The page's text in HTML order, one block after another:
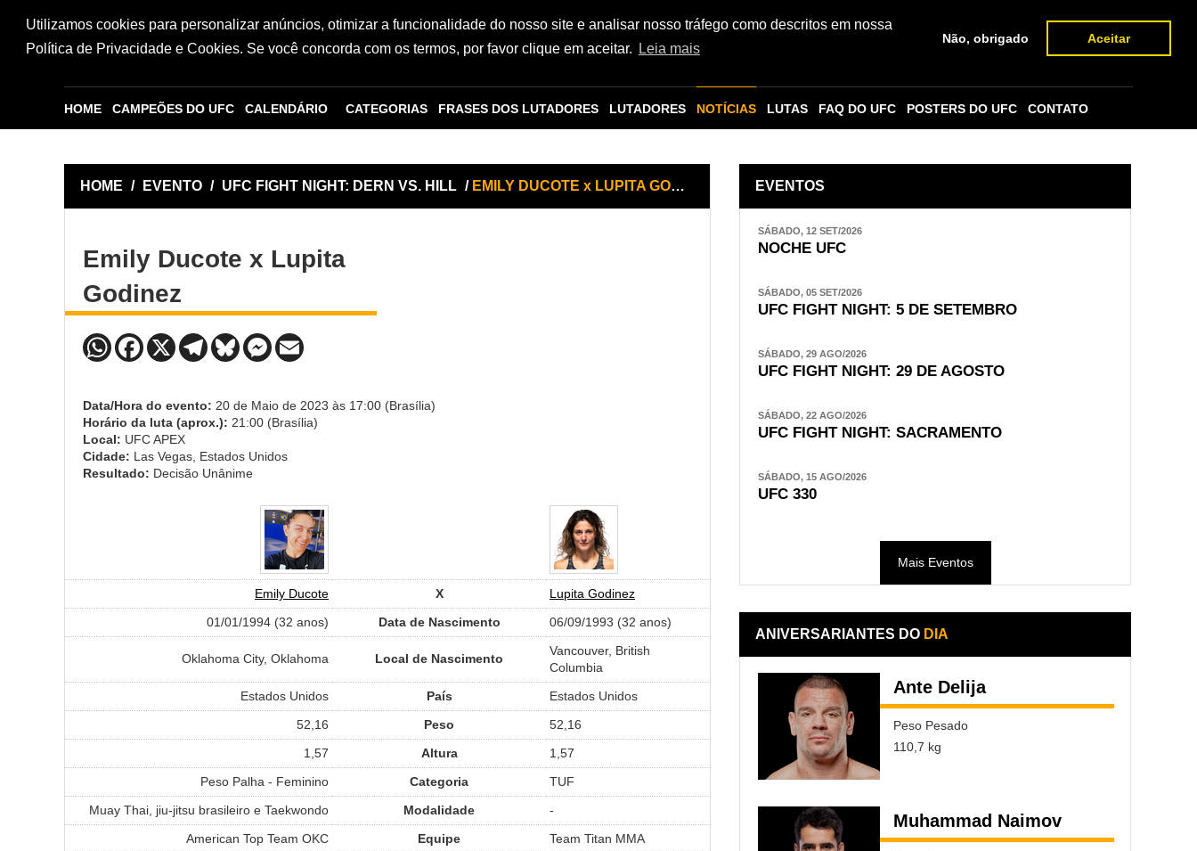
Utilizamos cookies para personalizar anúncios, otimizar a funcionalidade do nosso site e analisar nosso tráfego como descritos em nossa
Política de Privacidade e Cookies. Se você concorda com os termos, por favor clique em aceitar.
Leia mais
Não, obrigado Aceitar
HOME CAMPEÕES DO UFC CALENDÁRIO CATEGORIAS FRASES DOS LUTADORES LUTADORES NOTÍCIAS LUTAS FAQ DO UFC POSTERS DO UFC CONTATO
HOME / EVENTO / UFC FIGHT NIGHT: DERN VS. HILL / EMILY DUCOTE x LUPITA GODINEZ
Emily Ducote x Lupita
Godinez
Data/Hora do evento: 20 de Maio de 2023 às 17:00 (Brasília)
Horário da luta (aprox.): 21:00 (Brasília)
Local: UFC APEX
Cidade: Las Vegas, Estados Unidos
Resultado: Decisão Unânime
Emily Ducote X
Lupita Godinez
01/01/1994 (32 anos)
Data de Nascimento 06/09/1993 (32 anos)
Oklahoma City, Oklahoma Local de Nascimento
Vancouver, British
Columbia
Estados Unidos
País
Estados Unidos
52,16
Peso
52,16
1,57
Altura
1,57
Peso Palha - Feminino
Categoria
TUF
Muay Thai, jiu-jitsu brasileiro e Taekwondo
Modalidade
-
American Top Team OKC
Equipe
Team Titan MMA
EVENTOS
SÁBADO, 12 SET/2026
NOCHE UFC
SÁBADO, 05 SET/2026
UFC FIGHT NIGHT: 5 DE SETEMBRO
SÁBADO, 29 AGO/2026
UFC FIGHT NIGHT: 29 DE AGOSTO
SÁBADO, 22 AGO/2026
UFC FIGHT NIGHT: SACRAMENTO
SÁBADO, 15 AGO/2026
UFC 330
Mais Eventos
ANIVERSARIANTES DO DIA
Ante Delija
Peso Pesado
110,7 kg
Muhammad Naimov